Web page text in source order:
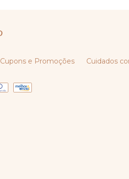
Cupons e Promoções Cuidados